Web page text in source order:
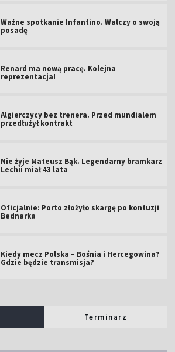
Ważne spotkanie Infantino. Walczy o swoją
posadę
Renard ma nową pracę. Kolejna
reprezentacja!
Algierczycy bez trenera. Przed mundialem
przedłużył kontrakt
Nie żyje Mateusz Bąk. Legendarny bramkarz
Lechii miał 43 lata
Oficjalnie: Porto złożyło skargę po kontuzji
Bednarka
Kiedy mecz Polska – Bośnia i Hercegowina?
Gdzie będzie transmisja?
Terminarz